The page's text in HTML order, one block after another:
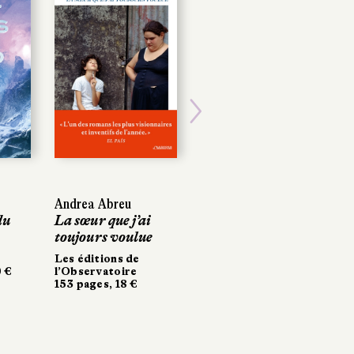
€
Andrea Abreu
La sœur que j’ai
toujours voulue
Les éditions de
l’Observatoire
153 pages, 18 €
€
Andrea Abreu
La sœur que j’ai
toujours voulue
Les éditions de
l’Observatoire
153 pages, 18 €